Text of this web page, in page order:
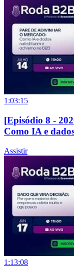
1:03:15
[Episódio 8 -
Como IA e
Assistir
1:13:08